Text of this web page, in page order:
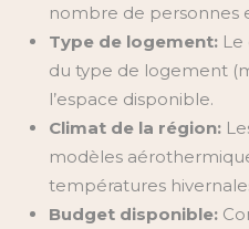
nombre de personnes
Type de logement:
du type de logement
l’espace disponible.
Climat de la région:
modèles
températures
Budget disponible: